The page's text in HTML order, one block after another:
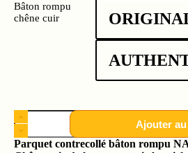
Bâton rompu
chêne cuir
Ajouter
Parquet contrecollé bâton rompu